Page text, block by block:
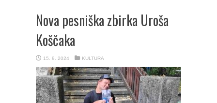
Nova pesniška zbirka Uroša
Koščaka
15. 9. 2024 KULTURA